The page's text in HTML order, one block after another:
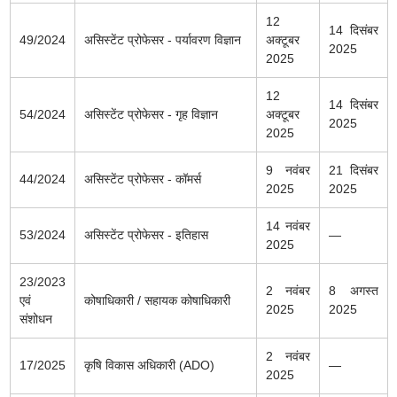
49/2024 असिस्टेंट प्रोफेसर - पर्यावरण विज्ञान
12
अक्टूबर
2025
14 दिसंबर
2025
54/2024 असिस्टेंट प्रोफेसर - गृह विज्ञान
12
अक्टूबर
2025
14 दिसंबर
2025
44/2024 असिस्टेंट प्रोफेसर - कॉमर्स
9 नवंबर
2025
21 दिसंबर
2025
53/2024 असिस्टेंट प्रोफेसर - इतिहास
14 नवंबर
2025
—
23/2023
एवं
संशोधन
कोषाधिकारी / सहायक कोषाधिकारी
2 नवंबर
2025
8 अगस्त
2025
17/2025 कृषि विकास अधिकारी (ADO)
2 नवंबर
2025
—